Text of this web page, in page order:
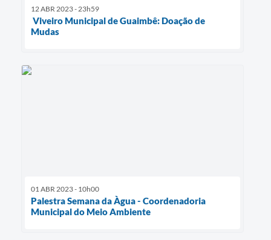
12 ABR 2023 - 23h59
Viveiro Municipal de Guaimbê: Doação de
Mudas
01 ABR 2023 - 10h00
Palestra Semana da Àgua - Coordenadoria
Municipal do Meio Ambiente